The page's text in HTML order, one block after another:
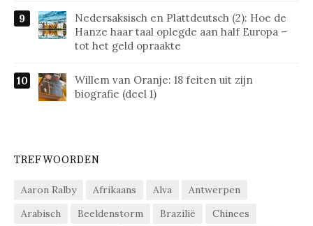
Nedersaksisch en Plattdeutsch (2): Hoe de
Hanze haar taal oplegde aan half Europa –
tot het geld opraakte
Willem van Oranje: 18 feiten uit zijn
biografie (deel 1)
TREFWOORDEN
Aaron Ralby Afrikaans Alva
Antwerpen
Arabisch
Beeldenstorm Brazilië
Chinees